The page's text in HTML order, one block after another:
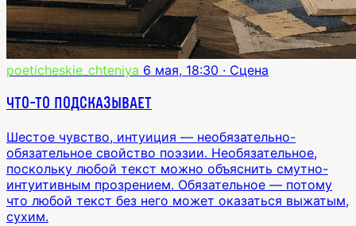
poeticheskie_chteniya 6 мая, 18:30 · Сцена
Что-то подсказывает
Шестое чувство, интуиция — необязательно-
обязательное свойство поэзии. Необязательное,
поскольку любой текст можно объяснить смутно-
интуитивным прозрением. Обязательное — потому
что любой текст без него может оказаться выжатым,
сухим.